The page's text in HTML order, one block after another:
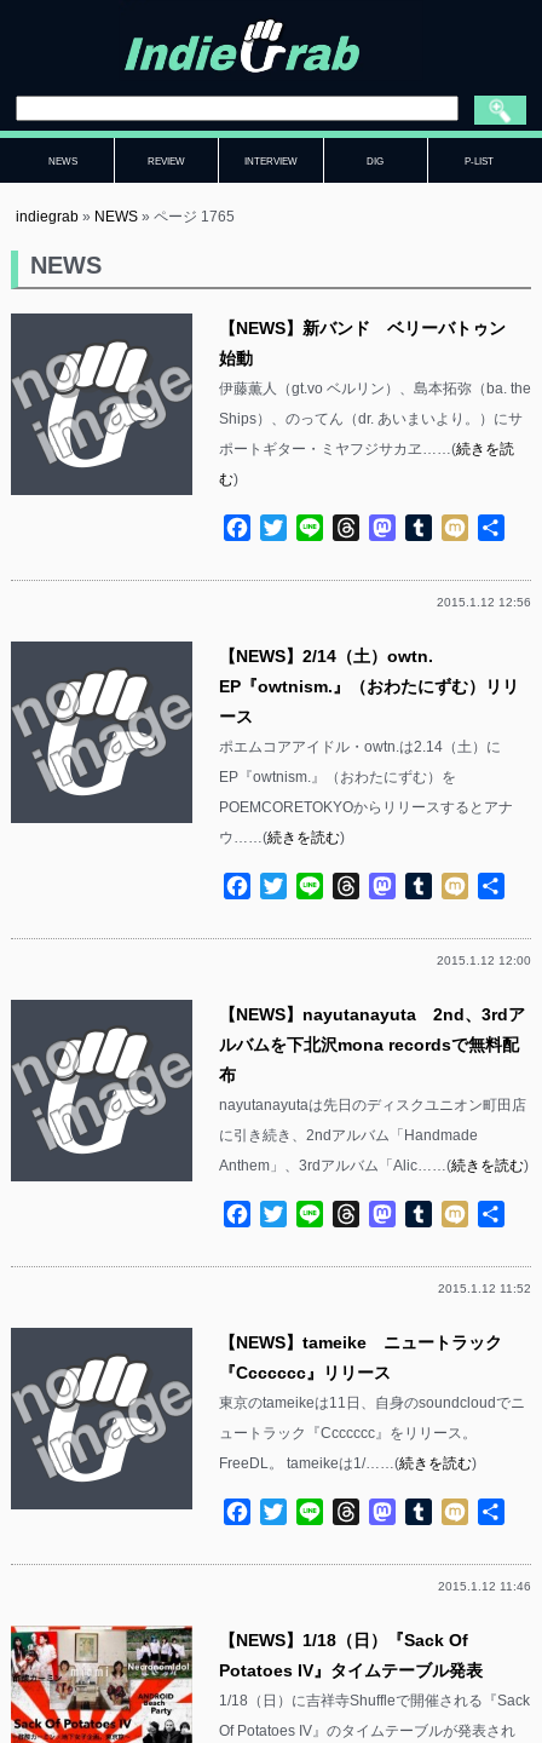
NEWS REVIEW INTERVIEW DIG P-LIST
indiegrab » NEWS »ページ 1765
NEWS
【NEWS】新バンド ベリーバトゥン
始動
伊藤薫人（gt.vo ベルリン）、島本拓弥（ba. the
Ships）、のってん（dr. あいまいより。）にサ
ポートギター・ミヤフジサカヱ……(続きを読
む)
Facebook
TwitterLine ThreadsMastodon
Tumblr
Mixi
2015.1.12 12:56
【NEWS】2/14（土）owtn.
EP『owtnism.』（おわたにずむ）リリ
ース
ポエムコアアイドル・owtn.は2.14（土）に
EP『owtnism.』（おわたにずむ）を
POEMCORETOKYOからリリースするとアナ
ウ……(続きを読む)
Facebook
TwitterLine ThreadsMastodon
Tumblr
Mixi
2015.1.12 12:00
【NEWS】nayutanayuta 2nd、3rdア
ルバムを下北沢mona recordsで無料配
布
nayutanayutaは先日のディスクユニオン町田店
に引き続き、2ndアルバム「Handmade
Anthem」、3rdアルバム「Alic……(続きを読む)
Facebook
TwitterLine ThreadsMastodon
Tumblr
Mixi
2015.1.12 11:52
【NEWS】tameike ニュートラック
『Ccccccc』リリース
東京のtameikeは11日、自身のsoundcloudでニ
ュートラック『Ccccccc』をリリース。
FreeDL。 tameikeは1/……(続きを読む)
Facebook
TwitterLine ThreadsMastodon
Tumblr
Mixi
2015.1.12 11:46
【NEWS】1/18（日）『Sack Of
Potatoes IV』タイムテーブル発表
1/18（日）に吉祥寺Shuffleで開催される『Sack
Of Potatoes IV』のタイムテーブルが発表され